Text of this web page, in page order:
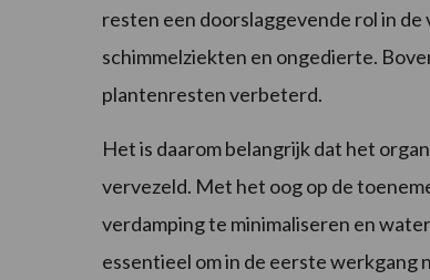
resten een doorslaggevende rol in
schimmelziekten en ongedierte.
plantenresten verbeterd.
Het is daarom belangrijk dat het
vervezeld. Met het oog op de
verdamping te minimaliseren en
essentieel om in de eerste werkgang